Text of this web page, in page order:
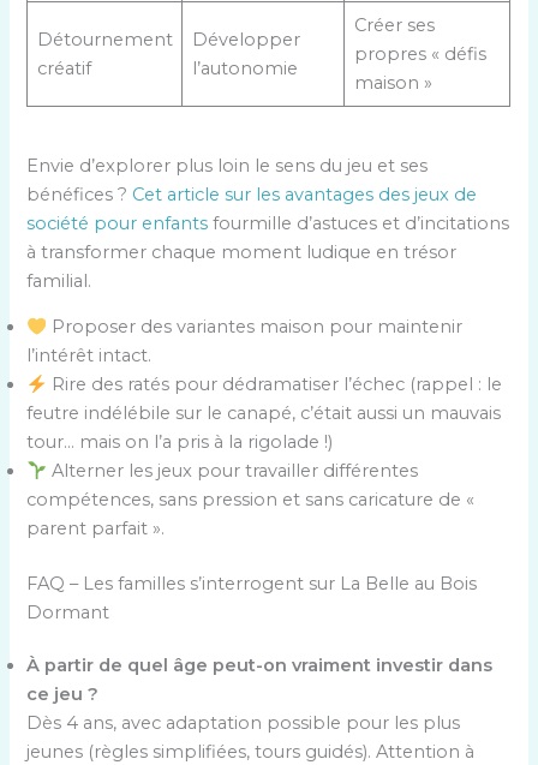
Détournement
créatif
Développer
l’autonomie
Créer ses
propres « défis
maison »
Envie d’explorer plus loin le sens du jeu et ses
bénéfices ? Cet article sur les avantages des jeux de
société pour enfants fourmille d’astuces et d’incitations
à transformer chaque moment ludique en trésor
familial.
Proposer des variantes maison pour maintenir
l’intérêt intact.
Rire des ratés pour dédramatiser l’échec (rappel : le
feutre indélébile sur le canapé, c’était aussi un mauvais
tour… mais on l’a pris à la rigolade !)
Alterner les jeux pour travailler différentes
compétences, sans pression et sans caricature de «
parent parfait ».
FAQ – Les familles s’interrogent sur La Belle au Bois
Dormant
À partir de quel âge peut-on vraiment investir dans
ce jeu ?
Dès 4 ans, avec adaptation possible pour les plus
jeunes (règles simplifiées, tours guidés). Attention à